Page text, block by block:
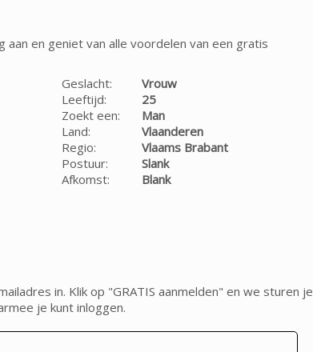
en geniet van alle voordelen van een gratis
Geslacht:
Vrouw
Leeftijd:
25
Zoekt een:
Man
Land:
Vlaanderen
Regio:
Vlaams Brabant
Postuur:
Slank
Afkomst:
Blank
in. Klik op "GRATIS aanmelden" en we sturen je
je kunt inloggen.